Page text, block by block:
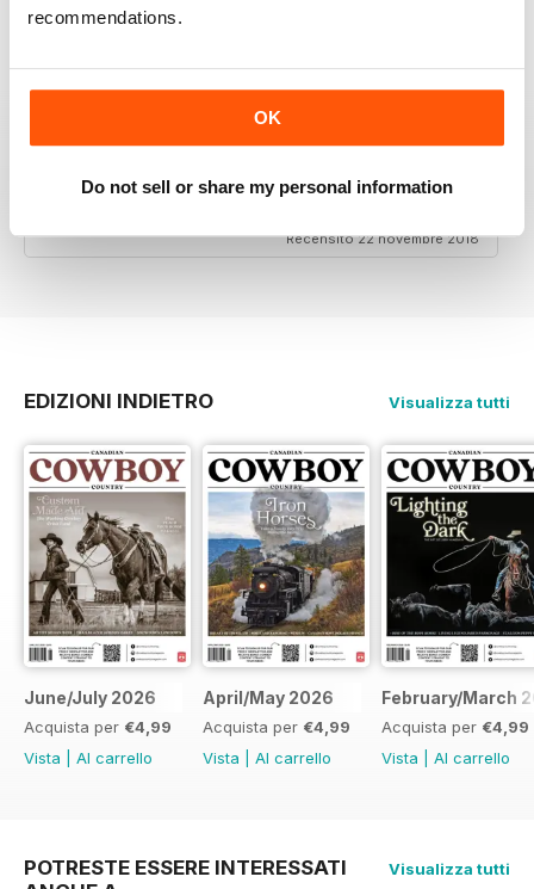
recommendations.
OK
Do not sell or share my personal information
FIRST CLASS CANADIAN COUNTRY MAG
First Class Canadian Country Mag - enjoyed my time
culture rocks and this is the mag for all who love
Recensito 22 novembre 2018
EDIZIONI INDIETRO Visualizza tutti
June/July 2026
Acquista per €4,99
Vista
Al carrello
April/May 2026
Acquista per €4,99
Vista
Al carrello
February/March
Acquista per €4,99
Vista
Al carrello
POTRESTE ESSERE INTERESSATI
Visualizza tutti